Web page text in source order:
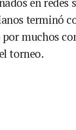
terminó
muchos
torneo.